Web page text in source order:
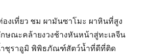
งเที่ยว ชม ผามันซาโมะ ผาหินที่สูง
กษณะคล้ายงวงช้างหันหน้าสู่ทะเลจีน
ชุราอูมิ พิพิธภัณฑ์สัตว์น้ำที่ดีที่ติด